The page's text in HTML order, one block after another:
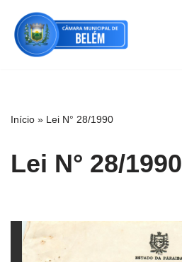
Pular
para
Início » Lei N° 28/1990
Lei N° 28/1990